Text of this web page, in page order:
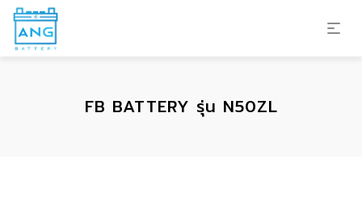
FB BATTERY รุ่น N50ZL